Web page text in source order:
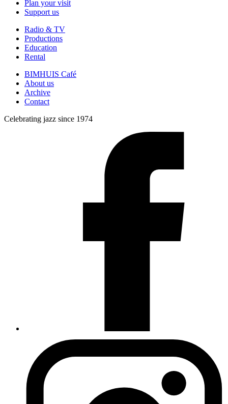
Plan your visit
Support us
Radio & TV
Productions
Education
Rental
BIMHUIS Café
About us
Archive
Contact
Celebrating jazz since 1974